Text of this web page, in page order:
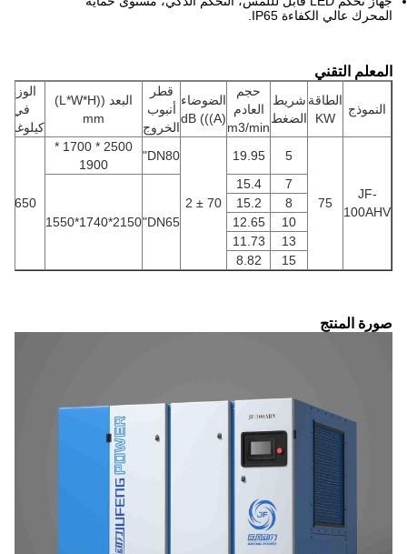
المحرك عالي الكفاءة IP65.
المعلم التقني
النموذج
الطاقة
KW
شريط
الضغط
حجم
العادم
m3/min
الضوضاء
dB (((A)
قطر
أنبوب
الخروج
البعد ((L*W*H)
mm
الوزن
في
JF-
100AHV
75
5
19.95
70 ± 2
DN80"
2500 * 1700 *
1900
2650
7
15.4
DN65"
2150*1740*1550
8
15.2
10
12.65
13
11.73
15
8.82
صورة المنتج